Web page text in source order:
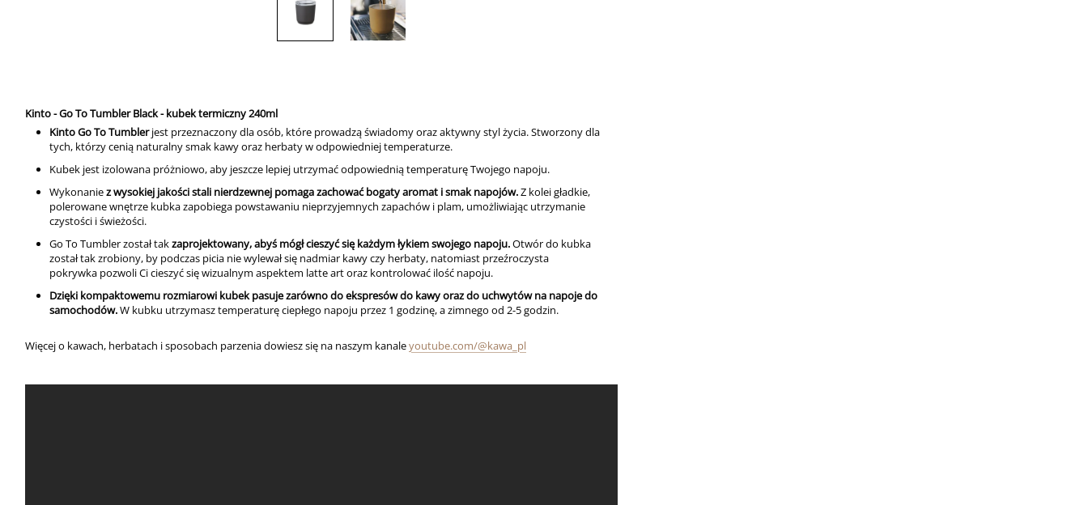
Kinto - Go To Tumbler Black - kubek termiczny 240ml
Kinto Go To Tumbler jest przeznaczony dla osób, które prowadzą świadomy oraz aktywny styl życia. Stworzony dla
tych, którzy cenią naturalny smak kawy oraz herbaty w odpowiedniej temperaturze.
Kubek jest izolowana próżniowo, aby jeszcze lepiej utrzymać odpowiednią temperaturę Twojego napoju.
Wykonaniez wysokiej jakości stali nierdzewnej pomaga zachować bogaty aromat i smak napojów.Z kolei gładkie,
polerowane wnętrze kubka zapobiega powstawaniu nieprzyjemnych zapachów i plam, umożliwiając utrzymanie
czystości i świeżości.
Go To Tumbler został takzaprojektowany, abyś mógł cieszyć się każdym łykiem swojego napoju.Otwór do kubka
został tak zrobiony, by podczas picia nie wylewał się nadmiar kawy czy herbaty, natomiast przeźroczysta
pokrywka pozwoli Ci cieszyć się wizualnym aspektem latte art oraz kontrolować ilość napoju.
Dzięki kompaktowemu rozmiarowi kubek pasuje zarówno do ekspresów do kawy oraz do uchwytów na napoje do
samochodów.W kubku utrzymasz temperaturę ciepłego napoju przez 1 godzinę, a zimnego od 2-5 godzin.
Więcej o kawach, herbatach i sposobach parzenia dowiesz się na naszym kanaleyoutube.com/@kawa_pl